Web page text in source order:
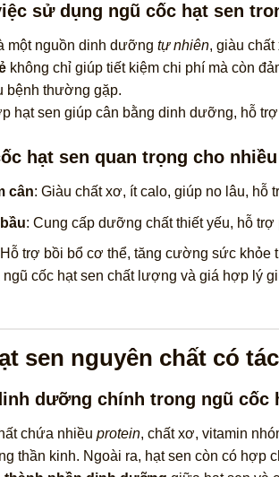
sử dụng ngũ cốc hạt sen
một nguồn dinh dưỡng tự nhiên, giàu
không chỉ giúp tiết kiệm chi phí mà còn
bệnh thường gặp.
hạt sen giúp cân bằng dinh dưỡng, hỗ
hạt sen quan trọng cho
cân: Giàu chất xơ, ít calo, giúp no lâu, hỗ
: Cung cấp dưỡng chất thiết yếu, hỗ
trợ bồi bổ cơ thể, tăng cường sức khỏe
ngũ cốc hạt sen chất lượng và giá hợp lý
sen nguyên chất có
dưỡng chính trong ngũ cốc
chứa nhiều protein, chất xơ, vitamin
thần kinh. Ngoài ra, hạt sen còn có hợp